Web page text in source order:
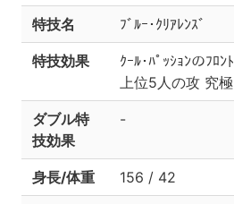
特技名 ﾌﾞﾙｰ･ｸﾘｱﾚﾝｽﾞ
特技効果
ｸｰﾙ･ﾊﾟｯｼｮﾝのﾌﾛﾝ
上位5人の攻 究極
ダブル特
技効果
-
身長/体重 156 / 42